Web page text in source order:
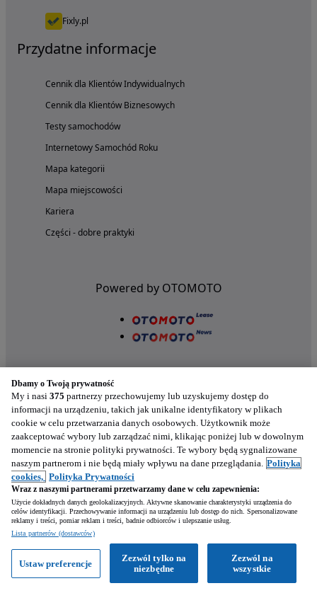
Napisz
Zadzwoń WhatsApp
Fixly.pl
Przydatne informacje
Cennik dla Klientów Indywidualnych
Cennik dla Klientów Biznesowych
Testy samochodów
Internetowy Samochód Roku
Mapa kategorii
Mapa miejscowości
Kariera
Części - dobre praktyki
Powered by OTOMOTO
Nasze aplikacje w twoim telefonie
Dbamy o Twoją prywatność
My i nasi 375 partnerzy przechowujemy lub uzyskujemy dostęp do
informacji na urządzeniu, takich jak unikalne identyfikatory w plikach
cookie w celu przetwarzania danych osobowych. Użytkownik może
zaakceptować wybory lub zarządzać nimi, klikając poniżej lub w dowolnym
momencie na stronie polityki prywatności. Te wybory będą sygnalizowane
naszym partnerom i nie będą miały wpływu na dane przeglądania. Polityka
cookies, Polityka Prywatności
Wraz z naszymi partnerami przetwarzamy dane w celu zapewnienia:
Użycie dokładnych danych geolokalizacyjnych. Aktywne skanowanie charakterystyki urządzenia do
celów identyfikacji. Przechowywanie informacji na urządzeniu lub dostęp do nich. Spersonalizowane
reklamy i treści, pomiar reklam i treści, badnie odbiorców i ulepszanie usług.
Lista partnerów (dostawców)
Zezwól na
wszystkie
Zezwól tylko na
niezbędne
Ustaw preferencje